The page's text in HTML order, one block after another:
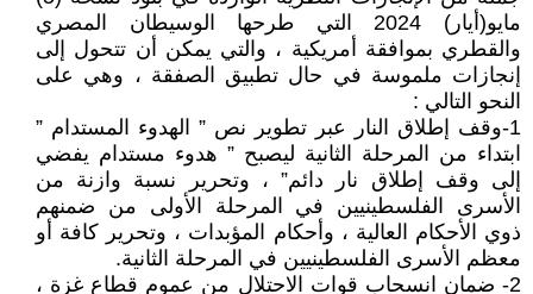
مايو(أيار) 2024 التي طرحها الوسيطان المصري
والقطري بموافقة أمريكية ، والتي يمكن أن تتحول إلى
إنجازات ملموسة في حال تطبيق الصفقة ، وهي على
النحو التالي :
1-وقف إطلاق النار عبر تطوير نص ” الهدوء المستدام ”
ابتداء من المرحلة الثانية ليصبح ” هدوء مستدام يفضي
إلى وقف إطلاق نار دائم” ، وتحرير نسبة وازنة من
الأسرى الفلسطينيين في المرحلة الأولى من ضمنهم
ذوي الأحكام العالية ، وأحكام المؤبدات ، وتحرير كافة أو
معظم الأسرى الفلسطينيين في المرحلة الثانية.
2- ضمان انسحاب قوات الاحتلال من عموم قطاع غزة ،